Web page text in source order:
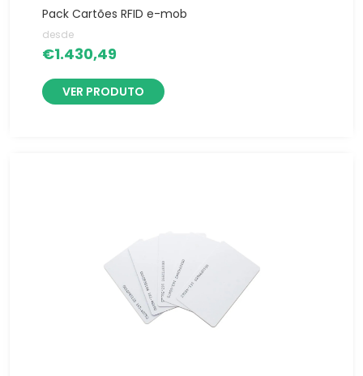
Pack Cartões RFID e-mob
desde
€1.430,49
VER PRODUTO